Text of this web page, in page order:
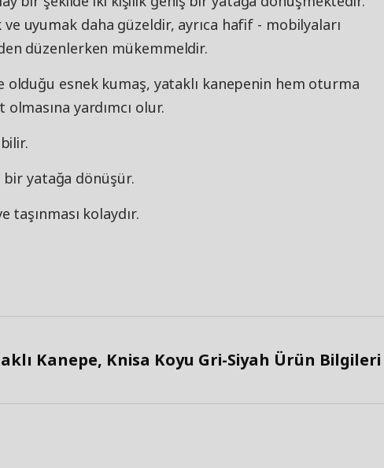
ve uyumak daha güzeldir, ayrıca hafif - mobilyaları
düzenlerken mükemmeldir.
olduğu esnek kumaş, yataklı kanepenin hem oturma
yardımcı olur.
bir yatağa dönüşür.
taşınması kolaydır.
Kanepe, Knisa Koyu Gri-Siyah Ürün Bilgileri